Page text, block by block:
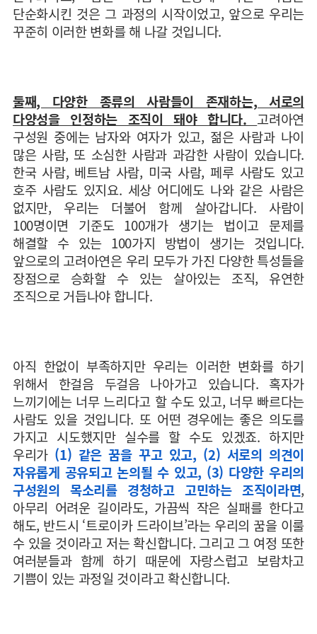
단순화시킨 것은 그 과정의 시작이었고, 앞으로 우리는
꾸준히 이러한 변화를 해 나갈 것입니다.
둘째, 다양한 종류의 사람들이 존재하는, 서로의
다양성을 인정하는 조직이 돼야 합니다. 고려아연
구성원 중에는 남자와 여자가 있고, 젊은 사람과 나이
많은 사람, 또 소심한 사람과 과감한 사람이 있습니다.
한국 사람, 베트남 사람, 미국 사람, 페루 사람도 있고
호주 사람도 있지요. 세상 어디에도 나와 같은 사람은
없지만, 우리는 더불어 함께 살아갑니다. 사람이
100명이면 기준도 100개가 생기는 법이고 문제를
해결할 수 있는 100가지 방법이 생기는 것입니다.
앞으로의 고려아연은 우리 모두가 가진 다양한 특성들을
장점으로 승화할 수 있는 살아있는 조직, 유연한
조직으로 거듭나야 합니다.
아직 한없이 부족하지만 우리는 이러한 변화를 하기
위해서 한걸음 두걸음 나아가고 있습니다. 혹자가
느끼기에는 너무 느리다고 할 수도 있고, 너무 빠르다는
사람도 있을 것입니다. 또 어떤 경우에는 좋은 의도를
가지고 시도했지만 실수를 할 수도 있겠죠. 하지만
우리가 (1) 같은 꿈을 꾸고 있고, (2) 서로의 의견이
자유롭게 공유되고 논의될 수 있고, (3) 다양한 우리의
구성원의 목소리를 경청하고 고민하는 조직이라면,
아무리 어려운 길이라도, 가끔씩 작은 실패를 한다고
해도, 반드시 ‘트로이카 드라이브’라는 우리의 꿈을 이룰
수 있을 것이라고 저는 확신합니다. 그리고 그 여정 또한
여러분들과 함께 하기 때문에 자랑스럽고 보람차고
기쁨이 있는 과정일 것이라고 확신합니다.